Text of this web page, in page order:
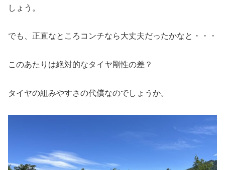
しょう。
でも、正直なところコンチなら大丈夫だったかなと・・・
このあたりは絶対的なタイヤ剛性の差？
タイヤの組みやすさの代償なのでしょうか。